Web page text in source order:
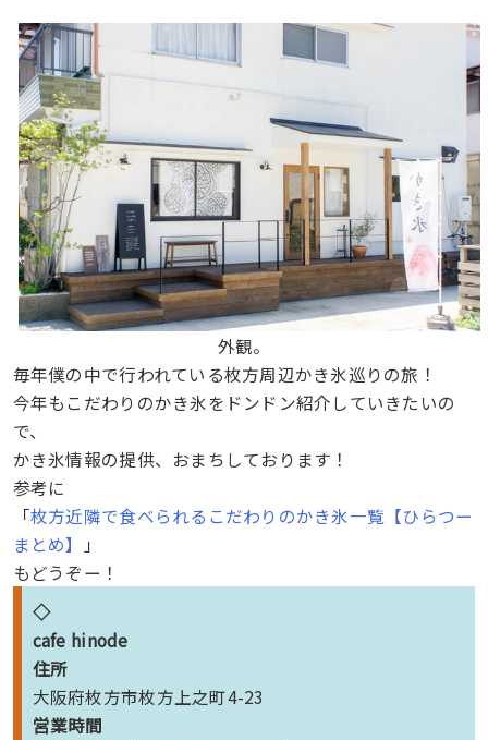
外観。
毎年僕の中で行われている枚方周辺かき氷巡りの旅！
今年もこだわりのかき氷をドンドン紹介していきたいの
で、
かき氷情報の提供、おまちしております！
参考に
「枚方近隣で食べられるこだわりのかき氷一覧【ひらつー
まとめ】
」
もどうぞー！
◇
cafe hinode
住所
大阪府枚方市枚方上之町4-23
営業時間